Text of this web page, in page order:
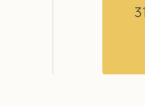
31